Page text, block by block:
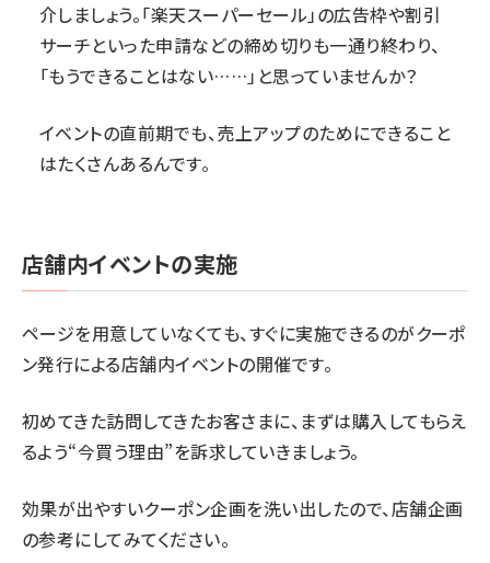
介しましょう。「楽天スーパーセール」の広告枠や割引
サーチといった申請などの締め切りも一通り終わり、
「もうできることはない……」と思っていませんか？
イベントの直前期でも、売上アップのためにできること
はたくさんあるんです。
店舗内イベントの実施
ページを用意していなくても、すぐに実施できるのがクーポ
ン発行による店舗内イベントの開催です。
初めてきた訪問してきたお客さまに、まずは購入してもらえ
るよう“今買う理由”を訴求していきましょう。
効果が出やすいクーポン企画を洗い出したので、店舗企画
の参考にしてみてください。